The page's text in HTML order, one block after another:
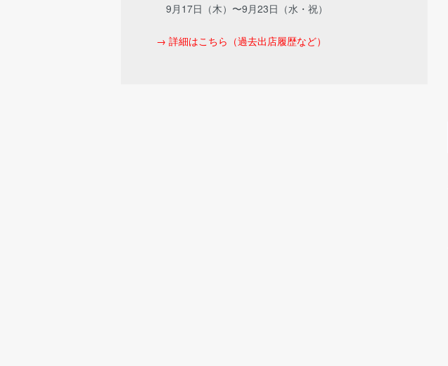
9月17日（木）〜9月23日（水・祝）
→ 詳細はこちら（過去出店履歴など）